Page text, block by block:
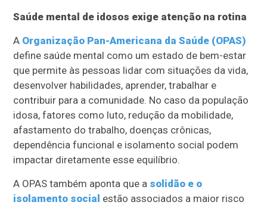
Saúde mental de idosos exige atenção na rotina
A Organização Pan-Americana da Saúde (OPAS)
define saúde mental como um estado de bem-estar
que permite às pessoas lidar com situações da vida,
desenvolver habilidades, aprender, trabalhar e
contribuir para a comunidade. No caso da população
idosa, fatores como luto, redução da mobilidade,
afastamento do trabalho, doenças crônicas,
dependência funcional e isolamento social podem
impactar diretamente esse equilíbrio.
A OPAS também aponta que a solidão e o
isolamento social estão associados a maior risco